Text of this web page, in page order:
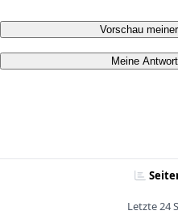
Vorschau
Meine
Letzte 24